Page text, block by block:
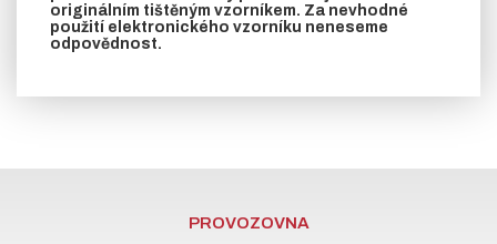
originálním tištěným vzorníkem. Za nevhodné
použití elektronického vzorníku neneseme
odpovědnost.
PROVOZOVNA